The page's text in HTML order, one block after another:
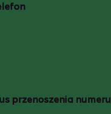
przenoszenia numeru